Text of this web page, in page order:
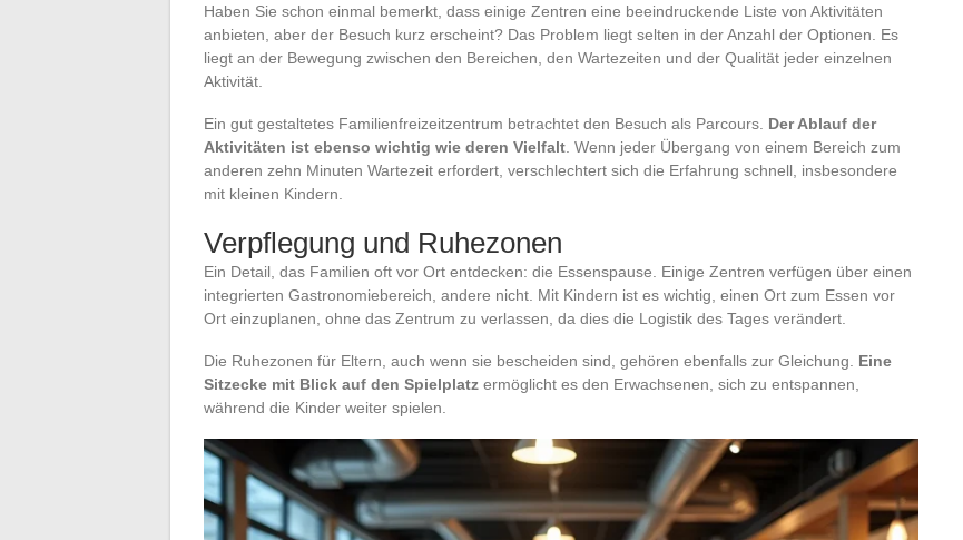
Haben Sie schon einmal bemerkt, dass einige Zentren eine beeindruckende Liste von Aktivitäten
anbieten, aber der Besuch kurz erscheint? Das Problem liegt selten in der Anzahl der Optionen. Es
liegt an der Bewegung zwischen den Bereichen, den Wartezeiten und der Qualität jeder einzelnen
Aktivität.
Ein gut gestaltetes Familienfreizeitzentrum betrachtet den Besuch als Parcours. Der Ablauf der
Aktivitäten ist ebenso wichtig wie deren Vielfalt. Wenn jeder Übergang von einem Bereich zum
anderen zehn Minuten Wartezeit erfordert, verschlechtert sich die Erfahrung schnell, insbesondere
mit kleinen Kindern.
Verpflegung und Ruhezonen
Ein Detail, das Familien oft vor Ort entdecken: die Essenspause. Einige Zentren verfügen über einen
integrierten Gastronomiebereich, andere nicht. Mit Kindern ist es wichtig, einen Ort zum Essen vor
Ort einzuplanen, ohne das Zentrum zu verlassen, da dies die Logistik des Tages verändert.
Die Ruhezonen für Eltern, auch wenn sie bescheiden sind, gehören ebenfalls zur Gleichung. Eine
Sitzecke mit Blick auf den Spielplatz ermöglicht es den Erwachsenen, sich zu entspannen,
während die Kinder weiter spielen.